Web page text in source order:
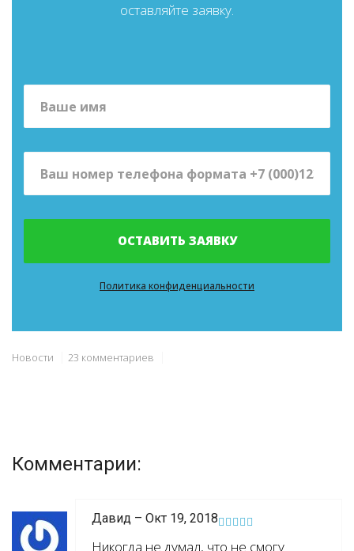
оставляйте заявку.
ОСТАВИТЬ ЗАЯВКУ
Политика конфиденциальности
Новости 23 комментариев
Комментарии:
Давид – Окт 19, 2018
Никогда не думал, что не смогу